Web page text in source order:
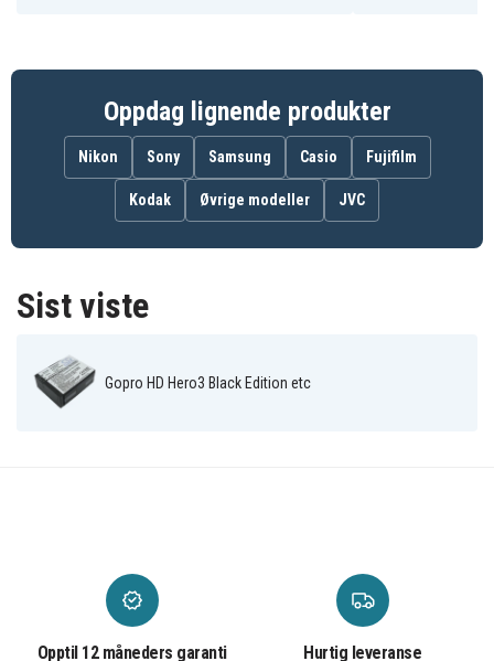
Gopro Hero 03
Gopro Hero 3
Gopro Hero 3+
Silver Edition Mevo A7310
Rollei AC420
Rollei Action
Cam 420
Rollei
Actioncam 420
Oppdag lignende produkter
Nikon Sony Samsung Casio Fujifilm
Kodak Øvrige modeller JVC
Sist viste
Gopro HD Hero3 Black Edition etc
Opptil 12 måneders garanti Hurtig leveranse